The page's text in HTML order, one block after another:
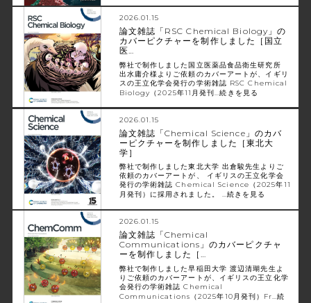
2026.01.15
論文雑誌「RSC Chemical Biology」の
カバーピクチャーを制作しました［国立
医…
弊社で制作しました国立医薬品食品衛生研究所
出水庸介様よりご依頼のカバーアートが、イギリ
スの王立化学会発行の学術雑誌 RSC Chemical
Biology（2025年11月発刊…続きを見る
2026.01.15
論文雑誌「Chemical Science」のカバ
ーピクチャーを制作しました［東北大
学］
弊社で制作しました東北大学 出倉駿先生よりご
依頼のカバーアートが、 イギリスの王立化学会
発行の学術雑誌 Chemical Science（2025年11
月発刊）に採用されました。 …続きを見る
2026.01.15
論文雑誌「Chemical
Communications」のカバーピクチャ
ーを制作しました［…
弊社で制作しました早稲田大学 渡辺清瑚先生よ
りご依頼のカバーアートが、イギリスの王立化学
会発行の学術雑誌 Chemical
Communications（2025年10月発刊）Fr…続